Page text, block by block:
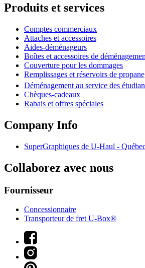
Produits et services
Comptes commerciaux
Attaches et accessoires
Aides-déménageurs
Boîtes et accessoires de
Couverture pour les dommages
Remplissages et réservoirs de propane
Déménagement au service des
Chèques-cadeaux
Rabais et offres spéciales
Company Info
SuperGraphiques de U-Haul -
Collaborez avec nous
Fournisseur
Concessionnaire
Transporteur de fret U-Box®